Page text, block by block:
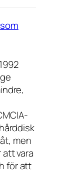
men
vara
för att